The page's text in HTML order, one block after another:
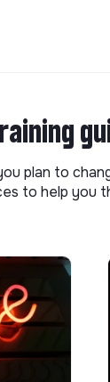
plan to
to help you